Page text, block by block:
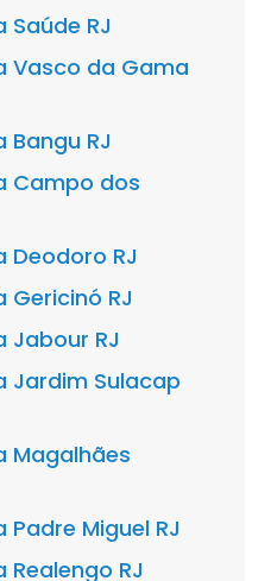
RJ
Vasco da Gama
RJ
Campo dos
Deodoro RJ
RJ
Jabour RJ
Jardim Sulacap
Magalhães
Miguel RJ
RJ